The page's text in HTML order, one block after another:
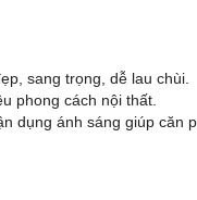
sang trọng, dễ lau chùi.
phong cách nội thất.
dụng ánh sáng giúp căn